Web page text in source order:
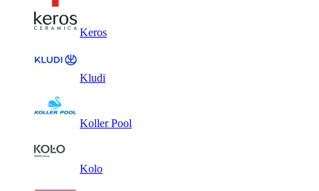
Keros
Kludi
Koller Pool
Kolo